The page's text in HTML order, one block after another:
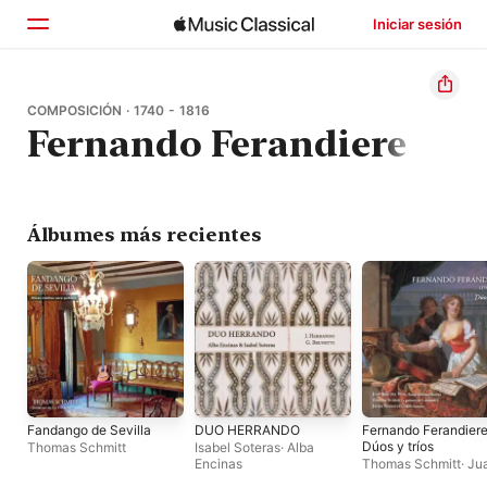
Iniciar sesión
Inicio
Explorar
COMPOSICIÓN · 1740 - 1816
Fernando Ferandiere
Álbumes más recientes
Fandango de Sevilla
Thomas Schmitt
DUO HERRANDO
Isabel Soteras· Alba
Encinas
Fernando
Dúos y tríos
Thomas Schmitt·